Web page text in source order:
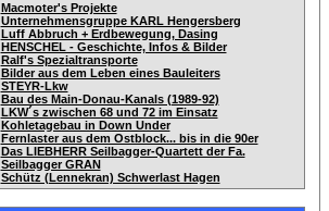
Macmoter's Projekte
Unternehmensgruppe KARL Hengersberg
Luff Abbruch + Erdbewegung, Dasing
HENSCHEL - Geschichte, Infos & Bilder
Ralf's Spezialtransporte
Bilder aus dem Leben eines Bauleiters
STEYR-Lkw
Bau des Main-Donau-Kanals (1989-92)
LKW´s zwischen 68 und 72 im Einsatz
Kohletagebau in Down Under
Fernlaster aus dem Ostblock... bis in die 90er
Das LIEBHERR Seilbagger-Quartett der Fa.
Seilbagger GRAN
Schütz (Lennekran) Schwerlast Hagen